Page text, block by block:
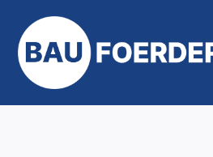
Inhalt
springen